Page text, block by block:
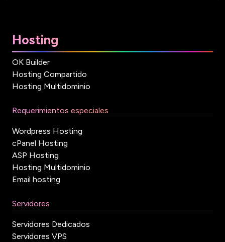
Hosting
OK Builder
Hosting Compartido
Hosting Multidominio
Requerimientos especiales
Wordpress Hosting
cPanel Hosting
ASP Hosting
Hosting Multidominio
Email hosting
Servidores
Servidores Dedicados
Servidores VPS